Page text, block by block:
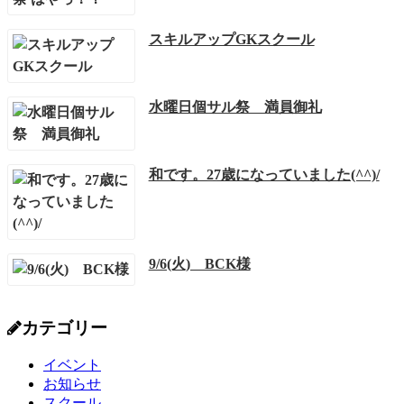
スキルアップGKスクール
水曜日個サル祭 満員御礼
和です。27歳になっていました(^^)/
9/6(火) BCK様
カテゴリー
イベント
お知らせ